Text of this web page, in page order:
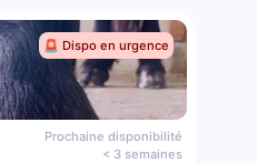
🚨 Dispo en urgence
Prochaine disponibilité
< 3 semaines